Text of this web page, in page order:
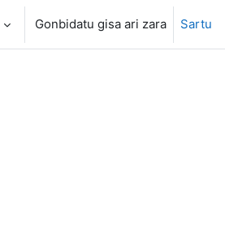
Gonbidatu gisa ari zara Sartu